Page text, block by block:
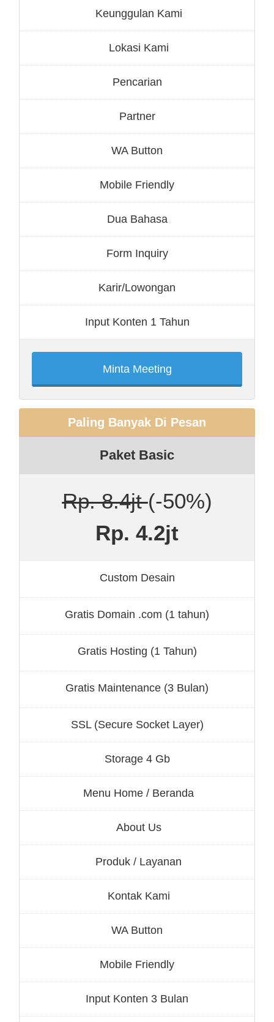
Keunggulan Kami
Lokasi Kami
Pencarian
Partner
WA Button
Mobile Friendly
Dua Bahasa
Form Inquiry
Karir/Lowongan
Input Konten 1 Tahun
Minta Meeting
Paling Banyak Di Pesan
Paket Basic
Rp. 8.4jt(-50%)
Rp. 4.2jt
Custom Desain
Gratis Domain .com (1 tahun)
Gratis Hosting (1 Tahun)
Gratis Maintenance (3 Bulan)
SSL (Secure Socket Layer)
Storage 4 Gb
Menu Home / Beranda
About Us
Produk / Layanan
Kontak Kami
WA Button
Mobile Friendly
Input Konten 3 Bulan